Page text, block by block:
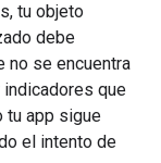
tu objeto
debe
no se encuentra
que
tu app sigue
el intento de